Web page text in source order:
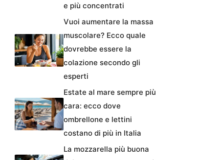
e più concentrati
Vuoi aumentare la massa
muscolare? Ecco quale
dovrebbe essere la
colazione secondo gli
esperti
Estate al mare sempre più
cara: ecco dove
ombrellone e lettini
costano di più in Italia
La mozzarella più buona